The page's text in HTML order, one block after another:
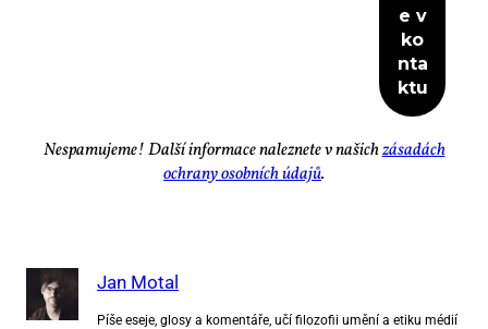
Ne­spa­mu­je­me! Dal­ší in­for­ma­ce na­lez­ne­te v na­šichzá­sa­dách
ochra­ny osob­ních úda­jů.
Jan Motal
Píše eseje, glosy a komentáře, učí filozofii umění a etiku médií